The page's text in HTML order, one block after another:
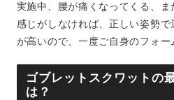
実施中、腰が痛くなってくる、
感じがしなければ、正しい姿勢
が高いので、一度ご自身のフォー
ゴブレットスクワットの
は？